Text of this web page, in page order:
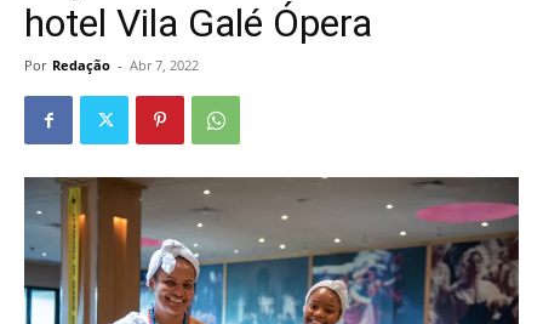
hotel Vila Galé Ópera
Por Redação - Abr 7, 2022